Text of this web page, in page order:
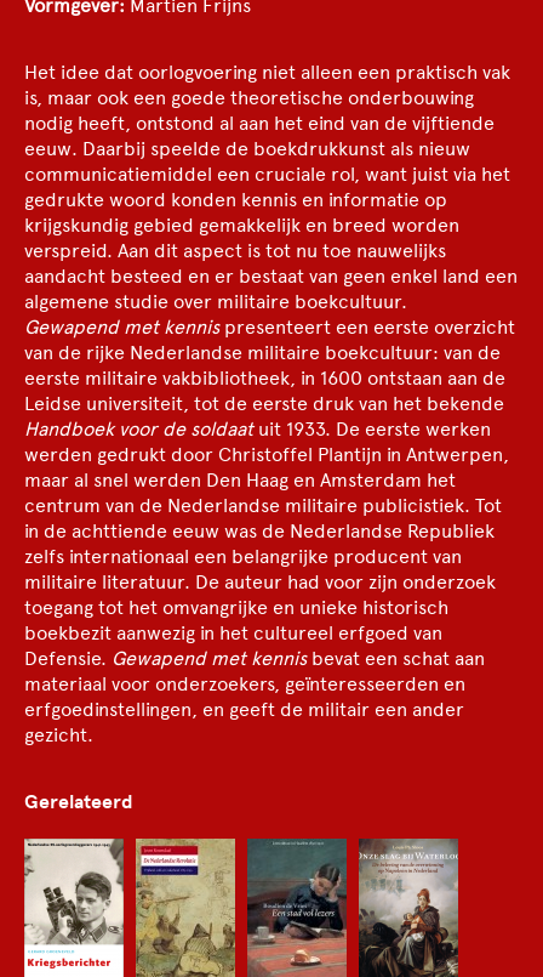
Vormgever: Martien Frijns
Het idee dat oorlogvoering niet alleen een praktisch vak
is, maar ook een goede theoretische onderbouwing
nodig heeft, ontstond al aan het eind van de vijftiende
eeuw. Daarbij speelde de boekdrukkunst als nieuw
communicatiemiddel een cruciale rol, want juist via het
gedrukte woord konden kennis en informatie op
krijgskundig gebied gemakkelijk en breed worden
verspreid. Aan dit aspect is tot nu toe nauwelijks
aandacht besteed en er bestaat van geen enkel land een
algemene studie over militaire boekcultuur.
Gewapend met kennispresenteert een eerste overzicht
van de rijke Nederlandse militaire boekcultuur: van de
eerste militaire vakbibliotheek, in 1600 ontstaan aan de
Leidse universiteit, tot de eerste druk van het bekende
Handboek voor de soldaatuit 1933. De eerste werken
werden gedrukt door Christoffel Plantijn in Antwerpen,
maar al snel werden Den Haag en Amsterdam het
centrum van de Nederlandse militaire publicistiek. Tot
in de achttiende eeuw was de Nederlandse Republiek
zelfs internationaal een belangrijke producent van
militaire literatuur. De auteur had voor zijn onderzoek
toegang tot het omvangrijke en unieke historisch
boekbezit aanwezig in het cultureel erfgoed van
Defensie. Gewapend met kennisbevat een schat aan
materiaal voor onderzoekers, geïnteresseerden en
erfgoedinstellingen, en geeft de militair een ander
gezicht.
Gerelateerd